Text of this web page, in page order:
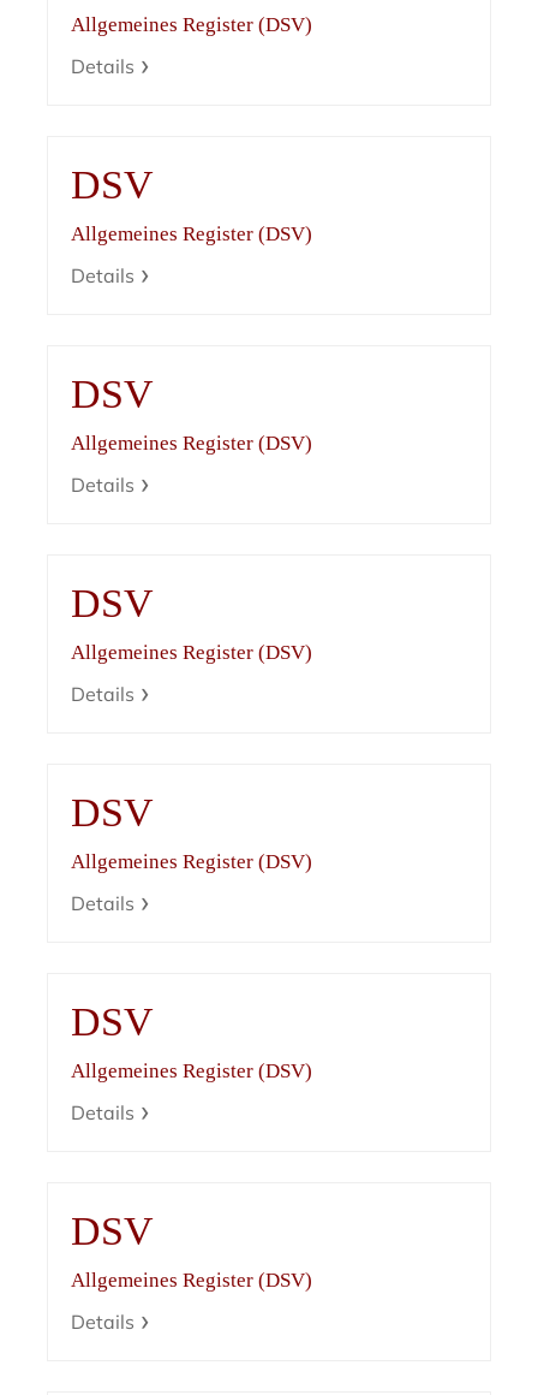
Allgemeines Register (DSV)
Details
DSV
Allgemeines Register (DSV)
Details
DSV
Allgemeines Register (DSV)
Details
DSV
Allgemeines Register (DSV)
Details
DSV
Allgemeines Register (DSV)
Details
DSV
Allgemeines Register (DSV)
Details
DSV
Allgemeines Register (DSV)
Details